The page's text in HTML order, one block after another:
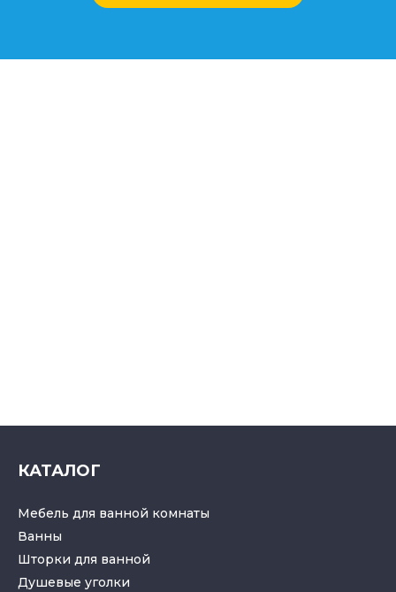
КАТАЛОГ
Мебель для ванной комнаты
Ванны
Шторки для ванной
Душевые уголки